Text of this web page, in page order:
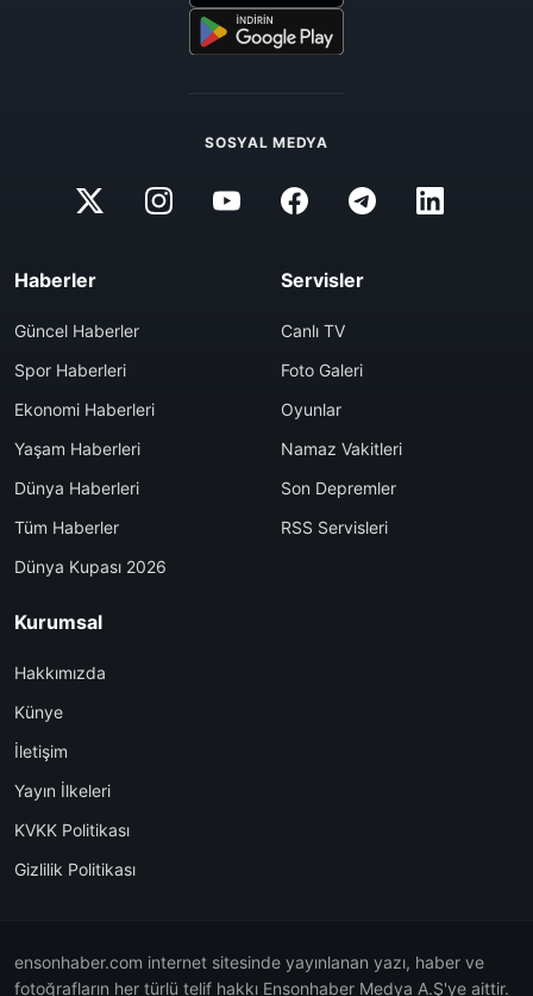
SOSYAL MEDYA
Haberler
Güncel Haberler
Spor Haberleri
Ekonomi Haberleri
Yaşam Haberleri
Dünya Haberleri
Tüm Haberler
Dünya Kupası 2026
Servisler
Canlı TV
Foto Galeri
Oyunlar
Namaz Vakitleri
Son Depremler
RSS Servisleri
Kurumsal
Hakkımızda
Künye
İletişim
Yayın İlkeleri
KVKK Politikası
Gizlilik Politikası
ensonhaber.com internet sitesinde yayınlanan yazı, haber ve
fotoğrafların her türlü telif hakkı Ensonhaber Medya A.Ş'ye aittir.